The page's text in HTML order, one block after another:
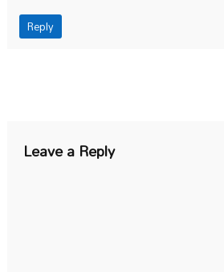
Reply
Leave a Reply